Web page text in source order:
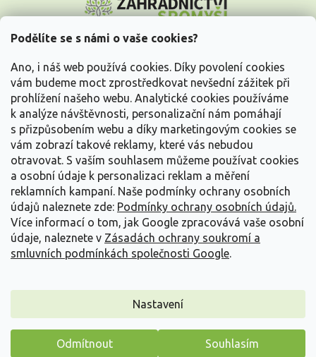
Podělíte se s námi o vaše cookies?
Ano, i náš web používá cookies. Díky povolení cookies
vám budeme moct zprostředkovat nevšední zážitek při
prohlížení našeho webu. Analytické cookies používáme
k analýze návštěvnosti, personalizační nám pomáhají
s přizpůsobením webu a díky marketingovým cookies se
vám zobrazí takové reklamy, které vás nebudou
otravovat. S vaším souhlasem můžeme používat cookies
a osobní údaje k personalizaci reklam a měření
reklamních kampaní. Naše podmínky ochrany osobních
údajů naleznete zde: Podmínky ochrany osobních údajů.
Více informací o tom, jak Google zpracovává vaše osobní
údaje, naleznete v Zásadách ochrany soukromí a
smluvních podmínkách společnosti Google.
Nastavení
Odmítnout Souhlasím
p
Vše o nákupu
Informace pro Vás
Kontakujte nás
Vytvořil Shoptet
Copyright 2026Zahradnictví Spomyšl. Všechna práva
vyhrazena.